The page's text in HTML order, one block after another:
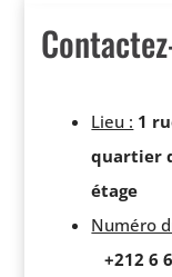
Lieu : 1
quartier
étage
Numéro
+212 6